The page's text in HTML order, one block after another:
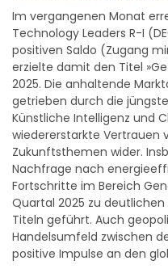
Im vergangenen Monat
Technology Leaders R-I
positiven Saldo (Zugang
erzielte damit den Titel
2025. Die anhaltende
getrieben durch die
Künstliche Intelligenz und
wiedererstarkte Vertrauen
Zukunftsthemen wider.
Nachfrage nach
Fortschritte im Bereich
Quartal 2025 zu
Titeln geführt. Auch
Handelsumfeld zwischen
positive Impulse an den